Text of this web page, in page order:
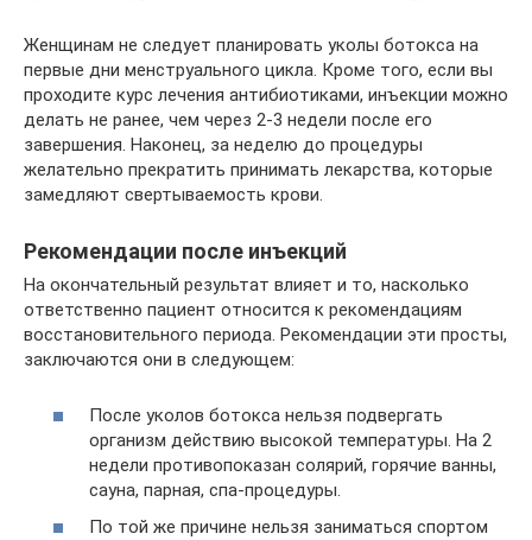
Женщинам не следует планировать уколы ботокса на
первые дни менструального цикла. Кроме того, если вы
проходите курс лечения антибиотиками, инъекции можно
делать не ранее, чем через 2-3 недели после его
завершения. Наконец, за неделю до процедуры
желательно прекратить принимать лекарства, которые
замедляют свертываемость крови.
Рекомендации после инъекций
На окончательный результат влияет и то, насколько
ответственно пациент относится к рекомендациям
восстановительного периода. Рекомендации эти просты,
заключаются они в следующем:
После уколов ботокса нельзя подвергать
организм действию высокой температуры. На 2
недели противопоказан солярий, горячие ванны,
сауна, парная, спа-процедуры.
По той же причине нельзя заниматься спортом